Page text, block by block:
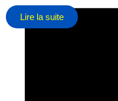
Lire la suite